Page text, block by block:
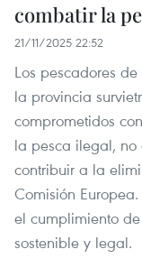
combatir la
21/11/2025 22:52
Los pescadores
la provincia
comprometidos
la pesca ilegal,
contribuir a la
Comisión
el cumplimiento
sostenible y legal.